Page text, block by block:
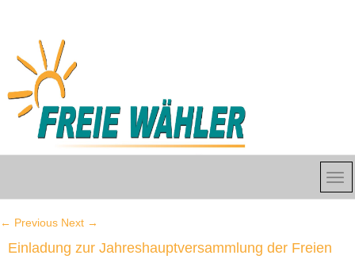
← Previous Next →
Einladung zur Jahreshauptversammlung der Freien